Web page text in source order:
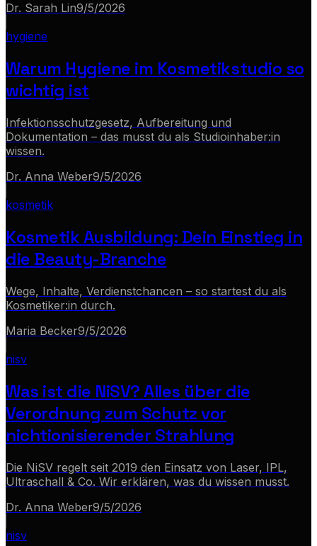
Dr. Sarah Lin9/5/2026
hygiene
Warum Hygiene im Kosmetikstudio so
wichtig ist
Infektionsschutzgesetz, Aufbereitung und
Dokumentation – das musst du als Studioinhaber:in
wissen.
Dr. Anna Weber9/5/2026
kosmetik
Kosmetik Ausbildung: Dein Einstieg in
die Beauty-Branche
Wege, Inhalte, Verdienstchancen – so startest du als
Kosmetiker:in durch.
Maria Becker9/5/2026
nisv
Was ist die NiSV? Alles über die
Verordnung zum Schutz vor
nichtionisierender Strahlung
Die NiSV regelt seit 2019 den Einsatz von Laser, IPL,
Ultraschall & Co. Wir erklären, was du wissen musst.
Dr. Anna Weber9/5/2026
nisv